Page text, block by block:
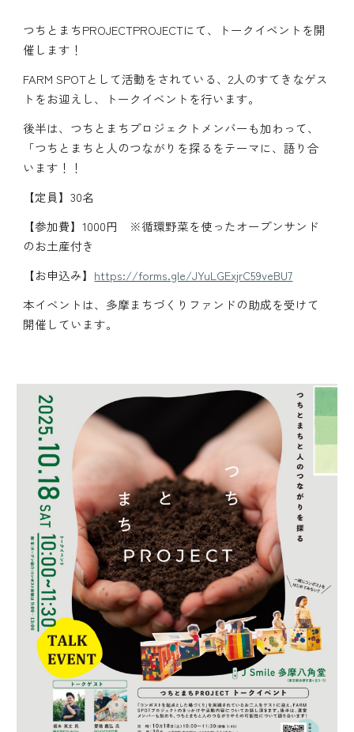
つちとまちPROJECTPROJECTにて、トークイベントを開
催します！
FARM SPOTとして活動をされている、2人のすてきなゲス
トをお迎えし、トークイベントを行います。
後半は、つちとまちプロジェクトメンバーも加わって、
「つちとまちと人のつながりを探るをテーマに、語り合
います！
！
【定員】30名
【参加費】1000円 ※循環野菜を使ったオープンサンド
のお土産付き
【お申込み】 https://forms.gle/JYuLGExjrC59veBU7
本イベントは、多摩まちづくりファンドの助成を受けて
開催しています。